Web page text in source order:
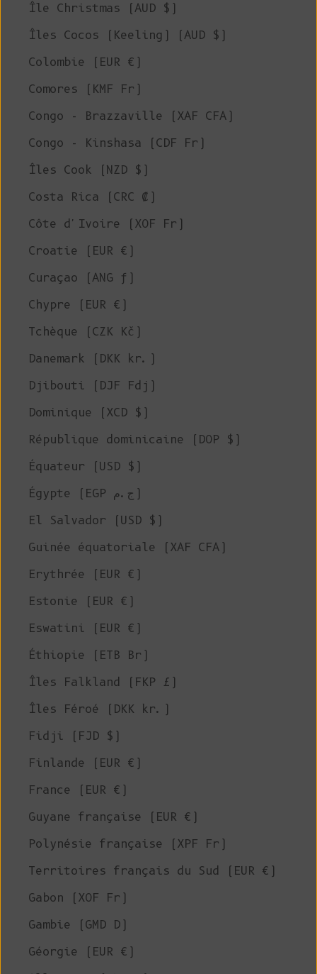
Île Christmas (AUD $)
Îles Cocos (Keeling) (AUD $)
Colombie (EUR €)
Comores (KMF Fr)
Congo - Brazzaville (XAF CFA)
Congo - Kinshasa (CDF Fr)
Îles Cook (NZD $)
Costa Rica (CRC ₡)
Côte d'Ivoire (XOF Fr)
Croatie (EUR €)
Curaçao (ANG ƒ)
Chypre (EUR €)
Tchèque (CZK Kč)
Danemark (DKK kr.)
Djibouti (DJF Fdj)
Dominique (XCD $)
République dominicaine (DOP $)
Équateur (USD $)
Égypte (EGP ج.م)
El Salvador (USD $)
Guinée équatoriale (XAF CFA)
Erythrée (EUR €)
Estonie (EUR €)
Eswatini (EUR €)
Éthiopie (ETB Br)
Îles Falkland (FKP £)
Îles Féroé (DKK kr.)
Fidji (FJD $)
Finlande (EUR €)
France (EUR €)
Guyane française (EUR €)
Polynésie française (XPF Fr)
Territoires français du Sud (EUR €)
Gabon (XOF Fr)
Gambie (GMD D)
Géorgie (EUR €)